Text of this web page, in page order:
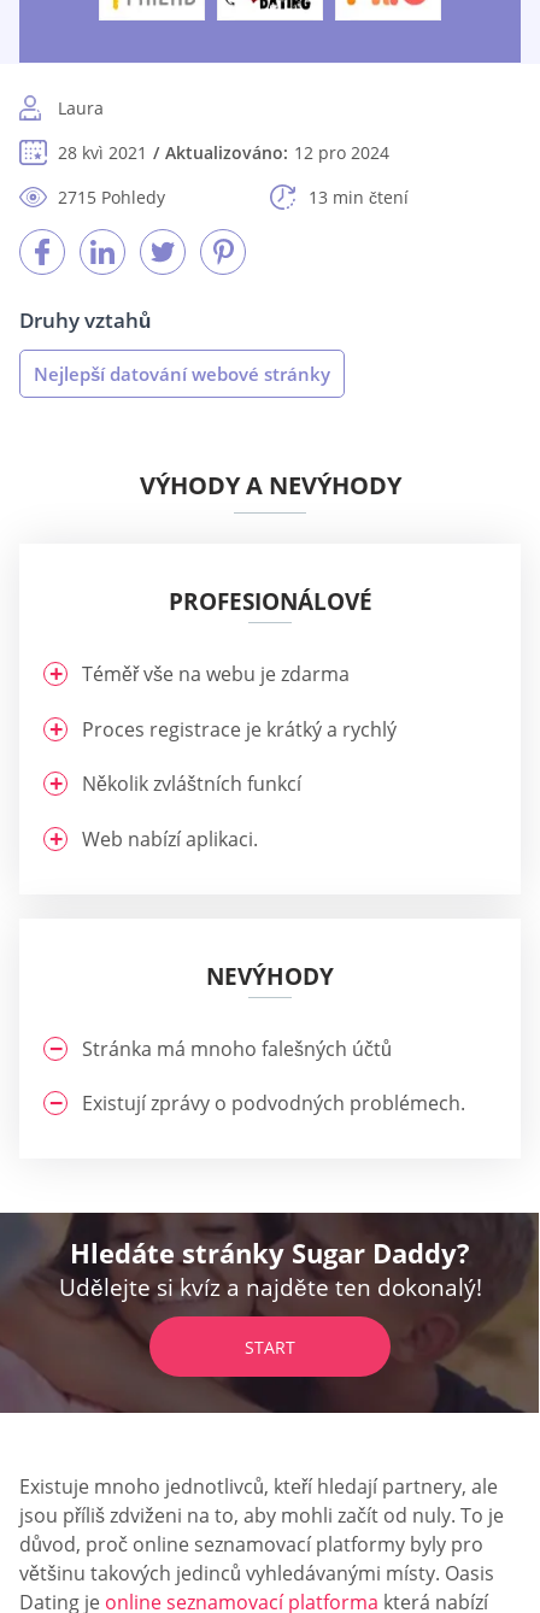
Laura
28 kvì 2021
Aktualizováno: 12 pro 2024
2715 Pohledy
13 min čtení
Druhy vztahů
Nejlepší datování webové stránky
VÝHODY A NEVÝHODY
PROFESIONÁLOVÉ
Téměř vše na webu je zdarma
Proces registrace je krátký a rychlý
Několik zvláštních funkcí
Web nabízí aplikaci.
NEVÝHODY
Stránka má mnoho falešných účtů
Existují zprávy o podvodných problémech.
Hledáte stránky Sugar Daddy?
Udělejte si kvíz a najděte ten dokonalý!
START
Existuje mnoho jednotlivců, kteří hledají partnery, ale
jsou příliš zdviženi na to, aby mohli začít od nuly. To je
důvod, proč online seznamovací platformy byly pro
většinu takových jedinců vyhledávanými místy. Oasis
Dating je online seznamovací platforma která nabízí